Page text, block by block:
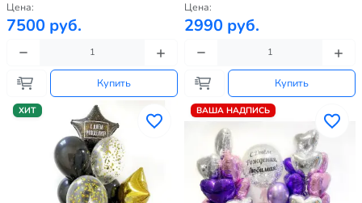
Цена:
7500 руб.
Купить
Цена:
2990 руб.
Купить
ХИТ ВАША НАДПИСЬ